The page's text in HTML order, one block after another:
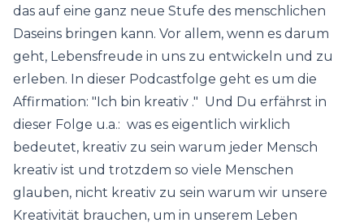
das auf eine ganz neue Stufe des menschlichen
Daseins bringen kann. Vor allem, wenn es darum
geht, Lebensfreude in uns zu entwickeln und zu
erleben. In dieser Podcastfolge geht es um die
Affirmation: "Ich bin kreativ ." Und Du erfährst in
dieser Folge u.a.: was es eigentlich wirklich
bedeutet, kreativ zu sein warum jeder Mensch
kreativ ist und trotzdem so viele Menschen
glauben, nicht kreativ zu sein warum wir unsere
Kreativität brauchen, um in unserem Leben